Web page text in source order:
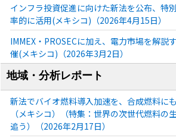
インフラ投資促進に向けた新法を公布、特
率的に活用(メキシコ)（2026年4月15日）
IMMEX・PROSECに加え、電力市場を解説
催(メキシコ)（2026年3月2日）
地域・分析レポート
新法でバイオ燃料導入加速を、合成燃料に
（メキシコ）（特集：世界の次世代燃料の
追う）（2026年2月17日）